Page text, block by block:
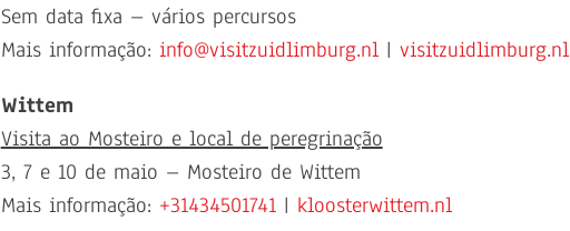
Sem data fixa – vários percursos
Mais informação: info@visitzuidlimburg.nl| visitzuidlimburg.nl
Wittem
Visita ao Mosteiro e local de peregrinação
3, 7 e 10 de maio – Mosteiro de Wittem
Mais informação: +31434501741| kloosterwittem.nl